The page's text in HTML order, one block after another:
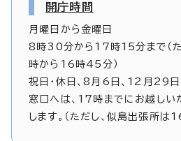
開庁時間
月曜日から金曜日
8時30分から17時15分まで（
時から16時45分）
祝日・休日、8月6日、12月29
窓口へは、17時までにお越しい
します。（ただし、似島出張所は